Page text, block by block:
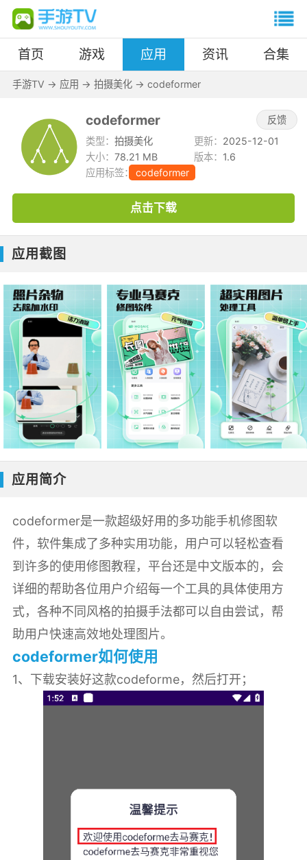
首页 游戏 应用 资讯 合集
手游TV -> 应用 -> 拍摄美化-> codeformer
codeformer
反馈
类型：拍摄美化 更新： 2025-12-01
大小：78.21 MB 版本： 1.6
应用标签：
codeformer
点击下载
应用截图
应用简介
codeformer是一款超级好用的多功能手机修图软
件，软件集成了多种实用功能，用户可以轻松查看
到许多的使用修图教程，平台还是中文版本的，会
详细的帮助各位用户介绍每一个工具的具体使用方
式，各种不同风格的拍摄手法都可以自由尝试，帮
助用户快速高效地处理图片。
codeformer如何使用
1、下载安装好这款codeforme，然后打开；